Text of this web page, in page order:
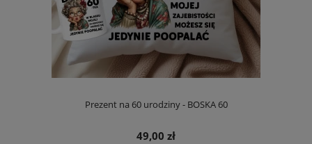
Prezent na 60 urodziny - BOSKA 60
49,00 zł